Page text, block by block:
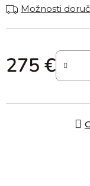
Možnosti
275 €
Jednotková cena: